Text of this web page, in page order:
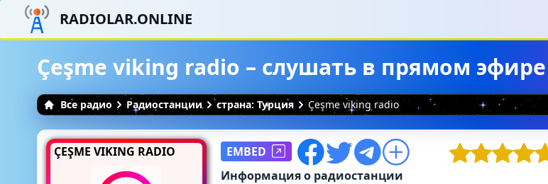
RADIOLAR.ONLINE
Çeşme viking radio – слушать в прямом эфире
Все радио Радиостанции страна: Турция Çeşme viking radio
ÇEŞME VIKING RADIO
EMBED
Информация о радиостанции